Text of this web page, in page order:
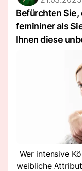
Befürchten Sie,
femininer als
Ihnen diese
Wer intensive
weibliche